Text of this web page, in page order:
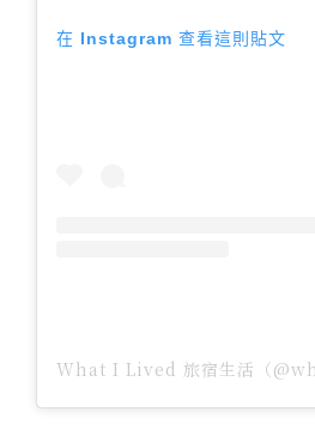
在 Instagram 查看這則貼文